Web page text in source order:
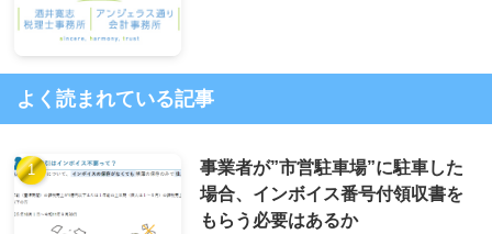
よく読まれている記事
事業者が”市営駐車場”に駐車した
場合、インボイス番号付領収書を
もらう必要はあるか